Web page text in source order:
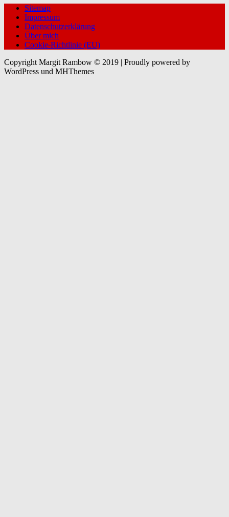
Sitemap
Impressum
Datenschutzerklärung
Über mich
Cookie-Richtlinie (EU)
Copyright Margit Rambow © 2019 | Proudly powered by
WordPress und MHThemes